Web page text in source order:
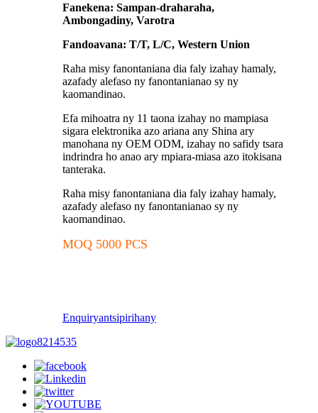
Fanekena: Sampan-draharaha,
Ambongadiny, Varotra
Fandoavana: T/T, L/C, Western Union
Raha misy fanontaniana dia faly izahay hamaly,
azafady alefaso ny fanontanianao sy ny
kaomandinao.
Efa mihoatra ny 11 taona izahay no mampiasa
sigara elektronika azo ariana any Shina ary
manohana ny OEM ODM, izahay no safidy tsara
indrindra ho anao ary mpiara-miasa azo itokisana
tanteraka.
Raha misy fanontaniana dia faly izahay hamaly,
azafady alefaso ny fanontanianao sy ny
kaomandinao.
MOQ 5000 PCS
Enquiryantsipirihany